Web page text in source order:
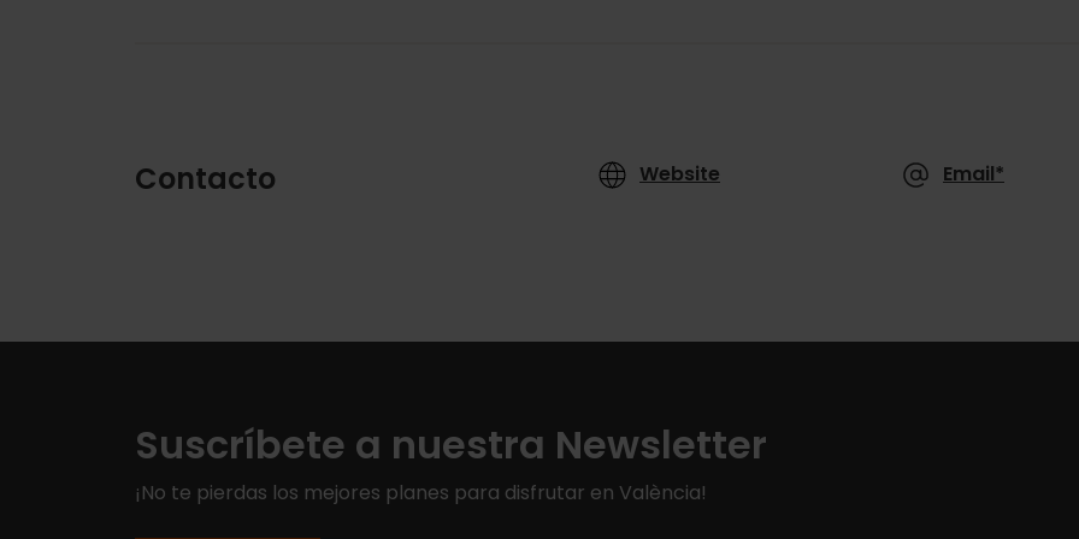
Contacto Website Email*
Suscríbete a nuestra Newsletter
¡No te pierdas los mejores planes para disfrutar en València!